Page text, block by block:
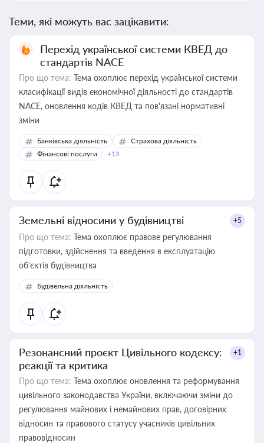
Теми, які можуть вас зацікавити:
Перехід української системи КВЕД до
стандартів NACE
Про що тема: Тема охоплює перехід української системи
класифікації видів економічної діяльності до стандартів
NACE, оновлення кодів КВЕД та пов'язані нормативні
зміни
Банківська діяльність
Страхова діяльність
Фінансові послуги
+13
Земельні відносини у будівництві +5
Про що тема: Тема охоплює правове регулювання
підготовки, здійснення та введення в експлуатацію
об’єктів будівництва
Будівельна діяльність
Резонансний проєкт Цивільного кодексу:
реакції та критика
+1
Про що тема: Тема охоплює оновлення та реформування
цивільного законодавства України, включаючи зміни до
регулювання майнових і немайнових прав, договірних
відносин та правового статусу учасників цивільних
правовідносин